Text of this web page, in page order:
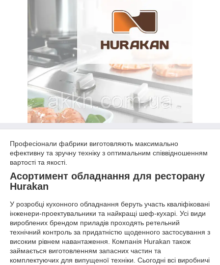
Професіонали фабрики виготовляють максимально
ефективну та зручну техніку з оптимальним співвідношенням
вартості та якості.
Асортимент обладнання для ресторану
Hurakan
У розробці кухонного обладнання беруть участь кваліфіковані
інженери-проектувальники та найкращі шеф-кухарі. Усі види
вироблених брендом приладів проходять ретельний
технічний контроль за придатністю щоденного застосування з
високим рівнем навантаження. Компанія Hurakan також
займається виготовленням запасних частин та
комплектуючих для випущеної техніки. Сьогодні всі виробничі